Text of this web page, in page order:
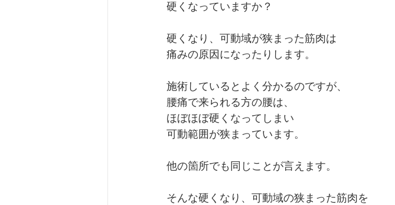
硬くなっていますか？
硬くなり、可動域が狭まった筋肉は
痛みの原因になったりします。
施術しているとよく分かるのですが、
腰痛で来られる方の腰は、
ほぼほぼ硬くなってしまい
可動範囲が狭まっています。
他の箇所でも同じことが言えます。
そんな硬くなり、可動域の狭まった筋肉を